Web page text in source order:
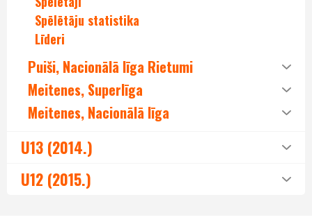
Spēlētāju statistika
Līderi
Puiši, Nacionālā līga Rietumi
Meitenes, Superlīga
Meitenes, Nacionālā līga
U13 (2014.)
U12 (2015.)